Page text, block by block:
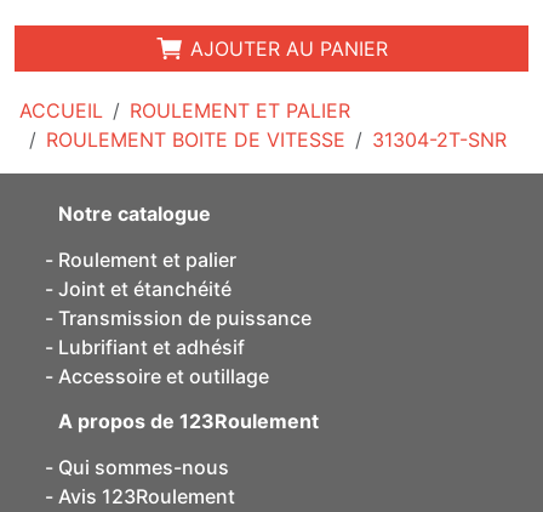
ACCUEIL
ROULEMENT ET PALIER
ROULEMENT BOITE DE VITESSE
31304-2T-SNR
AJOUTER AU PANIER
Notre catalogue
Roulement et palier
Joint et étanchéité
Transmission de puissance
Lubrifiant et adhésif
Accessoire et outillage
A propos de 123Roulement
Qui sommes-nous
Avis 123Roulement